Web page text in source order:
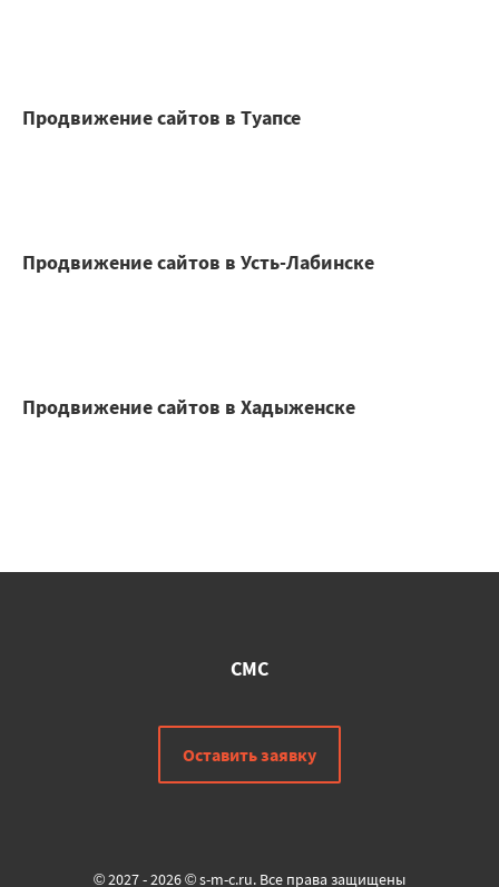
Продвижение сайтов в Туапсе
Продвижение сайтов в Усть-Лабинске
Продвижение сайтов в Хадыженске
СМС
Оставить заявку
© 2027 - 2026 © s-m-c.ru. Все права защищены